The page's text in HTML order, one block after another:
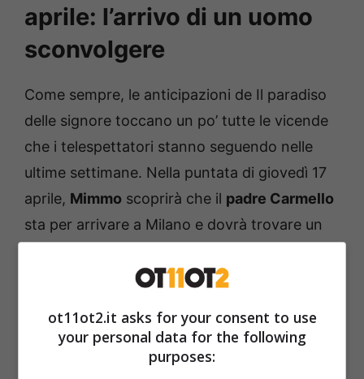
aprile: l’arrivo di un uomo
sconvolgere
Come sempre, le anticipazioni de Il paradiso
delle signore toccano un po’ tutte le vicende
che i telespettatori stanno seguendo nelle
ultime settimane. Nella puntata di giovedì 17
aprile, Mimmo scoprirà che il padre Carmello
sta per arrivare a Milano e dovrà trovare un
essere stato sospeso dalla Polizia dopo aver
sarà aiutato da Agata.
ot11ot2.it asks for your consent to use
your personal data for the following
purposes: